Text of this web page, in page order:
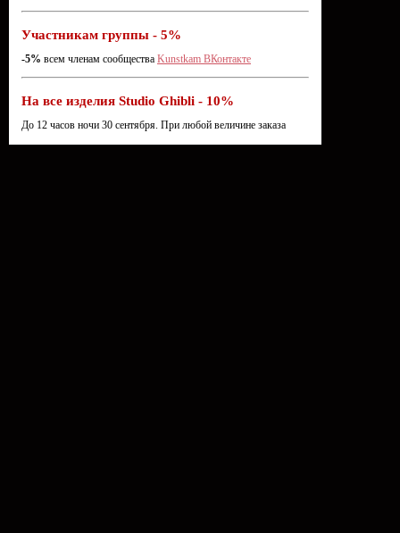
Участникам группы - 5%
-5% всем членам сообщества Kunstkam ВКонтакте
На все изделия Studio Ghibli - 10%
До 12 часов ночи 30 сентября. При любой величине заказа